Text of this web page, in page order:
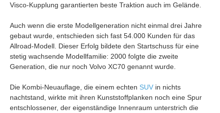
Visco-Kupplung garantierten beste Traktion auch im Gelände.
Auch wenn die erste Modellgeneration nicht einmal drei Jahre
gebaut wurde, entschieden sich fast 54.000 Kunden für das
Allroad-Modell. Dieser Erfolg bildete den Startschuss für eine
stetig wachsende Modellfamilie: 2000 folgte die zweite
Generation, die nur noch Volvo XC70 genannt wurde.
Die Kombi-Neuauflage, die einem echten SUV in nichts
nachtstand, wirkte mit ihren Kunststoffplanken noch eine Spur
entschlossener, der eigenständige Innenraum unterstrich die